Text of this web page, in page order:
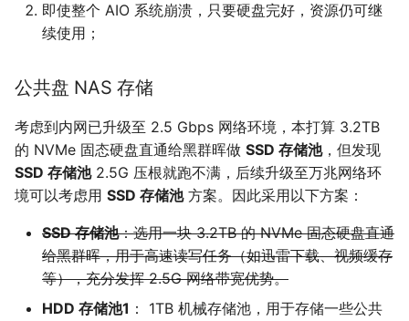
即使整个 AIO 系统崩溃，只要硬盘完好，资源仍可继
续使用；
公共盘 NAS 存储
考虑到内网已升级至 2.5 Gbps 网络环境，本打算 3.2TB
的 NVMe 固态硬盘直通给黑群晖做 SSD 存储池，但发现
SSD 存储池2.5G 压根就跑不满，后续升级至万兆网络环
境可以考虑用 SSD 存储池方案。因此采用以下方案：
SSD 存储池：选用一块 3.2TB 的 NVMe 固态硬盘直通
给黑群晖，用于高速读写任务（如迅雷下载、视频缓存
等），充分发挥 2.5G 网络带宽优势。
HDD 存储池1 ： 1TB 机械存储池，用于存储一些公共